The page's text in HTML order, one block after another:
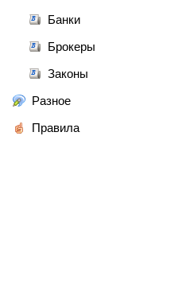
Банки
Брокеры
Законы
Разное
Правила